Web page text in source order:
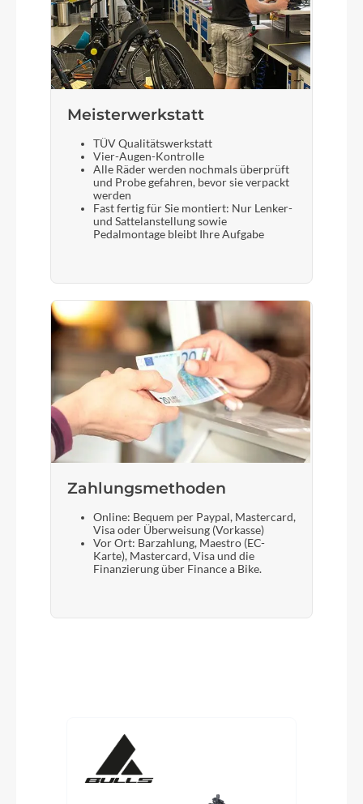
Meisterwerkstatt
TÜV Qualitätswerkstatt
Vier-Augen-Kontrolle
Alle Räder werden nochmals überprüft
und Probe gefahren, bevor sie verpackt
werden
Fast fertig für Sie montiert: Nur Lenker-
und Sattelanstellung sowie
Pedalmontage bleibt Ihre Aufgabe
Zahlungsmethoden
Online: Bequem per Paypal, Mastercard,
Visa oder Überweisung (Vorkasse)
Vor Ort: Barzahlung, Maestro (EC-
Karte), Mastercard, Visa und die
Finanzierung über Finance a Bike.